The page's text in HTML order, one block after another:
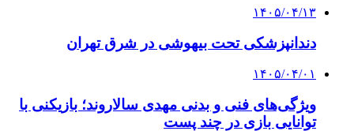
۱۴۰۵/۰۴/۱۳
دندانپزشکی تحت بیهوشی در شرق تهران
۱۴۰۵/۰۴/۰۱
ویژگی‌های فنی و بدنی مهدی سالاروند؛ بازیکنی با
توانایی بازی در چند پست